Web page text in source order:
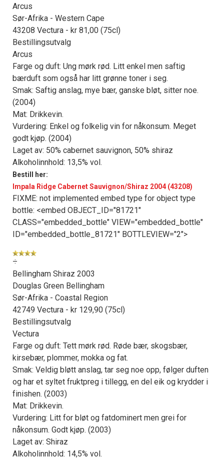
Arcus
Sør-Afrika - Western Cape
43208 Vectura - kr 81,00 (75cl)
Bestillingsutvalg
Arcus
Farge og duft: Ung mørk rød. Litt enkel men saftig
bærduft som også har litt grønne toner i seg.
Smak: Saftig anslag, mye bær, ganske bløt, sitter noe.
(2004)
Mat: Drikkevin.
Vurdering: Enkel og folkelig vin for nåkonsum. Meget
godt kjøp. (2004)
Laget av: 50% cabernet sauvignon, 50% shiraz
Alkoholinnhold: 13,5% vol.
Bestill her:
Impala Ridge Cabernet Sauvignon/Shiraz 2004 (43208)
FIXME: not implemented embed type for object type
bottle: <embed OBJECT_ID="81721"
CLASS="embedded_bottle" VIEW="embedded_bottle"
ID="embedded_bottle_81721" BOTTLEVIEW="2">
÷
Bellingham Shiraz 2003
Douglas Green Bellingham
Sør-Afrika - Coastal Region
42749 Vectura - kr 129,90 (75cl)
Bestillingsutvalg
Vectura
Farge og duft: Tett mørk rød. Røde bær, skogsbær,
kirsebær, plommer, mokka og fat.
Smak: Veldig bløtt anslag, tar seg noe opp, følger duften
og har et syltet fruktpreg i tillegg, en del eik og krydder i
finishen. (2003)
Mat: Drikkevin.
Vurdering: Litt for bløt og fatdominert men grei for
nåkonsum. Godt kjøp. (2003)
Laget av: Shiraz
Alkoholinnhold: 14,5% vol.